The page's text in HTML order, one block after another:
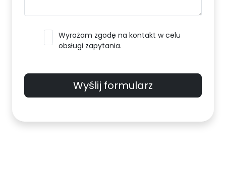
Wyrażam zgodę na kontakt w celu
obsługi zapytania.
Wyślij formularz